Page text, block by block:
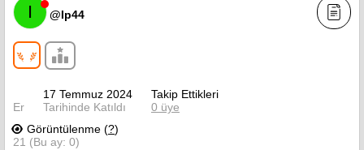
I @Ip44
Er
17 Temmuz 2024
Tarihinde Katıldı
Takip Ettikleri
0 üye
Görüntülenme (?)
21 (Bu ay: 0)